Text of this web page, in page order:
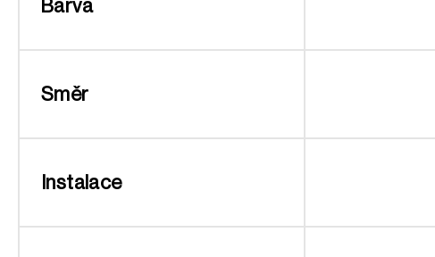
Barva
Směr
Instalace